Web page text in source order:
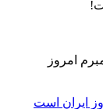
ایران است